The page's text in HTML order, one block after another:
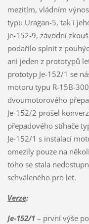
mezitím, vládním
typu Uragan-5, tak i
Je-152-9, závodní
podařilo splnit z
ani jeden z prototypů
prototyp Je-152/1 se
motoru typu R-15B-
dvoumotorového
Je-152/2 prošel
přepadového stíhače
Je-152/1 s instalací
omezily pouze na
toho se stala
schváleného pro let.
Verze:
Je-152/1– první výše